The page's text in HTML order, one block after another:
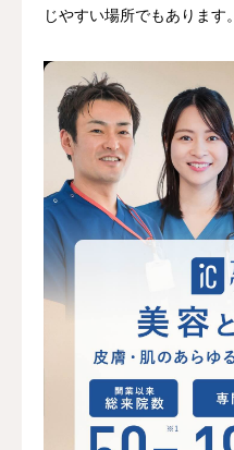
じやすい場所でもあります。